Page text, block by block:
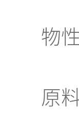
物
原